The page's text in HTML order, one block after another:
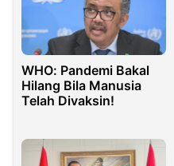
WHO: Pandemi Bakal
Hilang Bila Manusia
Telah Divaksin!